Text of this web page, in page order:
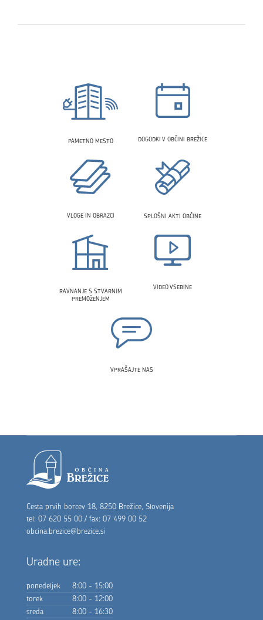
PAMETNO MESTO DOGODKI V OBČINI BREŽICE
VLOGE IN OBRAZCI SPLOŠNI AKTI OBČINE
RAVNANJE S STVARNIM
PREMOŽENJEM
VIDEO VSEBINE
VPRAŠAJTE NAS
Noga strani
Cesta prvih borcev 18, 8250 Brežice, Slovenija
tel: 07 620 55 00 / fax: 07 499 00 52
obcina.brezice@brezice.si
Uradne ure:
ponedeljek
8:00 - 15:00
torek
8:00 - 12:00
sreda
8:00 - 16:30